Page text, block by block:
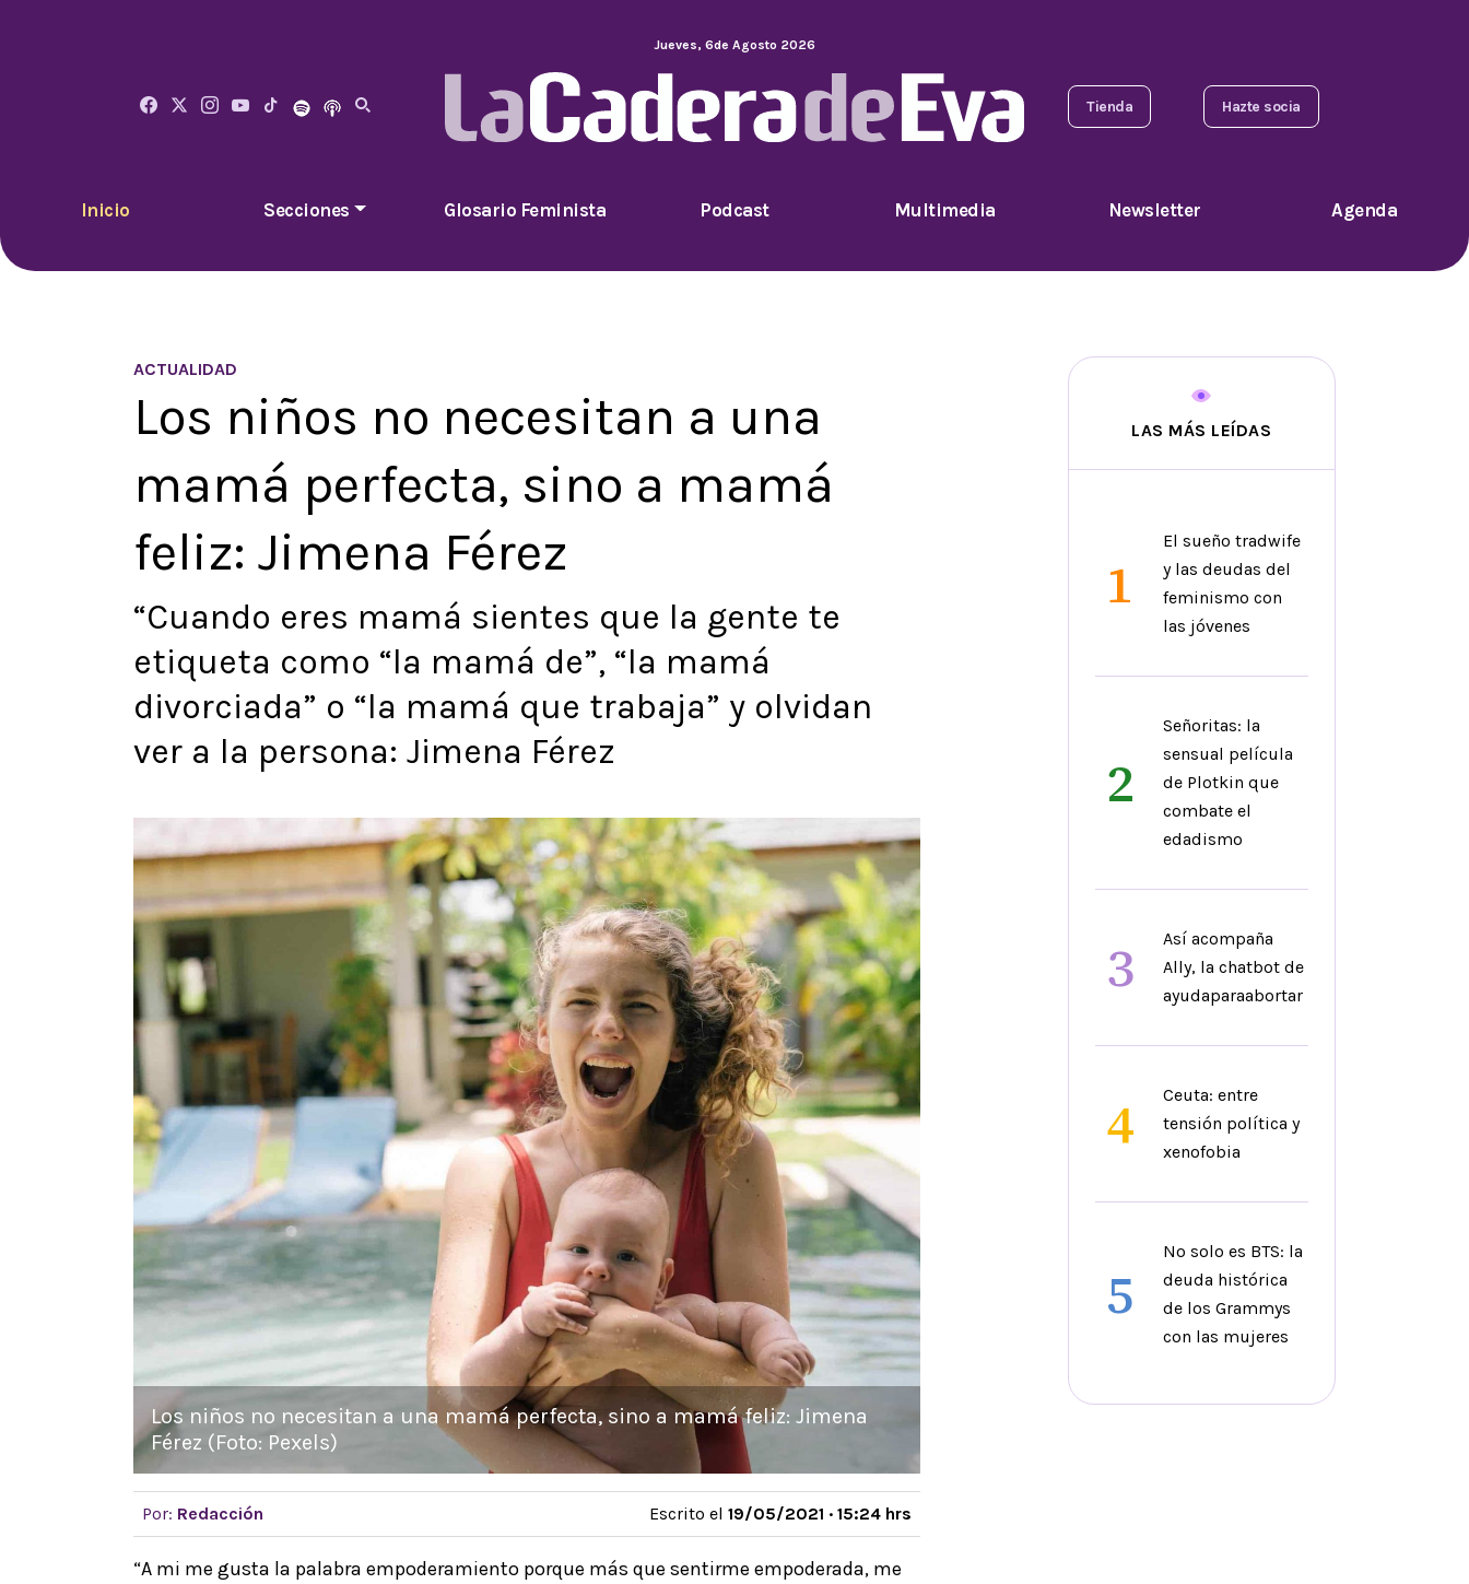
Jueves, 6de Agosto 2026
Tienda Hazte socia
Inicio Secciones Glosario Feminista Podcast Multimedia Newsletter Agenda
ACTUALIDAD
Los niños no necesitan a una
mamá perfecta, sino a mamá
feliz: Jimena Férez
“Cuando eres mamá sientes que la gente te
etiqueta como “la mamá de”, “la mamá
divorciada” o “la mamá que trabaja” y olvidan
ver a la persona: Jimena Férez
Los niños no necesitan a una mamá perfecta, sino a mamá feliz: Jimena
Férez (Foto: Pexels)
Por: Redacción Escrito el 19/05/2021 · 15:24 hrs
“A mi me gusta la palabra empoderamiento porque más que sentirme empoderada, me
LAS MÁS LEÍDAS
1
El sueño tradwife
y las deudas del
feminismo con
las jóvenes
2
Señoritas: la
sensual película
de Plotkin que
combate el
edadismo
3
Así acompaña
Ally, la chatbot de
ayudaparaabortar
4
Ceuta: entre
tensión política y
xenofobia
5
No solo es BTS: la
deuda histórica
de los Grammys
con las mujeres